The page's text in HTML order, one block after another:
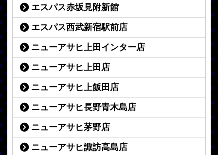
エスパス赤坂見附新館
エスパス西武新宿駅前店
ニューアサヒ上田インター店
ニューアサヒ上田店
ニューアサヒ上飯田店
ニューアサヒ長野青木島店
ニューアサヒ茅野店
ニューアサヒ諏訪高島店